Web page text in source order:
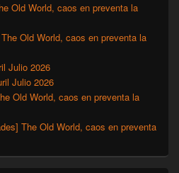
Old World, caos en preventa la
Old World, caos en preventa la
Julio 2026
Julio 2026
Old World, caos en preventa la
The Old World, caos en preventa